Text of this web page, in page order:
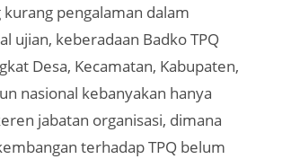
kurang pengalaman dalam
ujian, keberadaan Badko TPQ
Desa, Kecamatan, Kabupaten,
nasional kebanyakan hanya
jabatan organisasi, dimana
terhadap TPQ belum